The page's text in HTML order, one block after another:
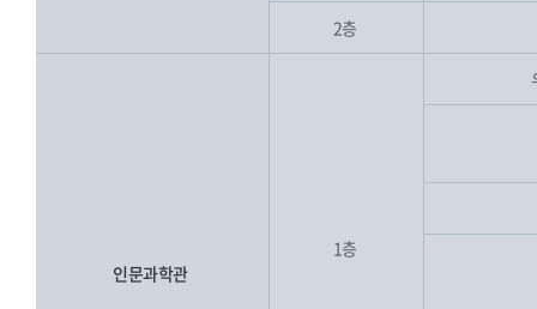
2층
인문과학관
1층